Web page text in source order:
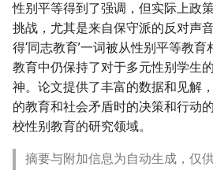
性别平等得到了强调，但实际上政
挑战，尤其是来自保守派的反对声
得‘同志教育’一词被从性别平等教
教育中仍保持了对于多元性别学生
神。论文提供了丰富的数据和见解
的教育和社会矛盾时的决策和行动
校性别教育的研究领域。
摘要与附加信息为自动生成，仅